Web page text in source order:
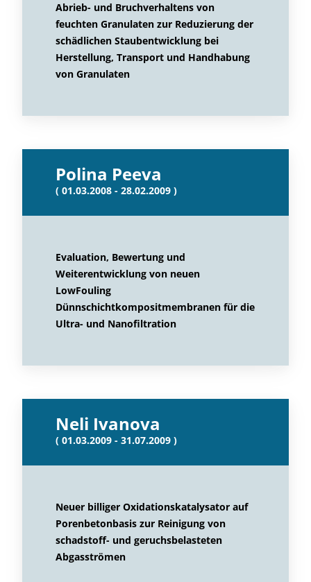
Abrieb- und Bruchverhaltens von
feuchten Granulaten zur Reduzierung der
schädlichen Staubentwicklung bei
Herstellung, Transport und Handhabung
von Granulaten
Polina Peeva
( 01.03.2008 - 28.02.2009 )
Evaluation, Bewertung und
Weiterentwicklung von neuen
LowFouling
Dünnschichtkompositmembranen für die
Ultra- und Nanofiltration
Neli Ivanova
( 01.03.2009 - 31.07.2009 )
Neuer billiger Oxidationskatalysator auf
Porenbetonbasis zur Reinigung von
schadstoff- und geruchsbelasteten
Abgasströmen